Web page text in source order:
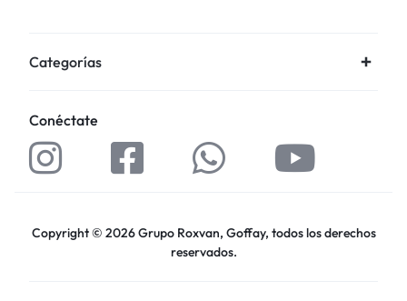
Categorías
Conéctate
Copyright © 2026 Grupo Roxvan, Goffay, todos los derechos
reservados.